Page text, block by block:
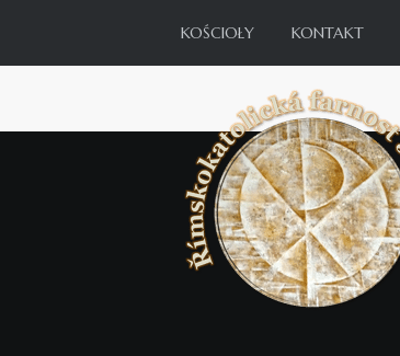
KOŚCIOŁY KONTAKT